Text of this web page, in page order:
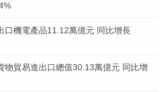
口機電產品11.12萬億元 同比增長
物貿易進出口總值30.13萬億元 同比增